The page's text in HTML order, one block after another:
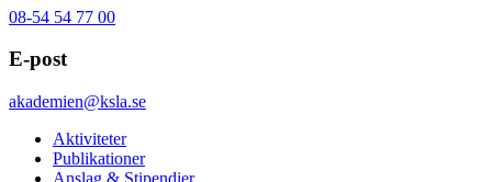
08-54 54 77 00
E-post
akademien@ksla.se
Aktiviteter
Publikationer